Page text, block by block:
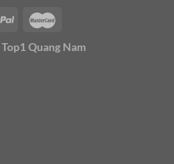
Top1 Quang Nam